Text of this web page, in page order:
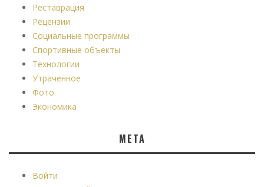
Реставрация
Рецензии
Социальные программы
Спортивные объекты
Технологии
Утраченное
Фото
Экономика
МЕТА
Войти